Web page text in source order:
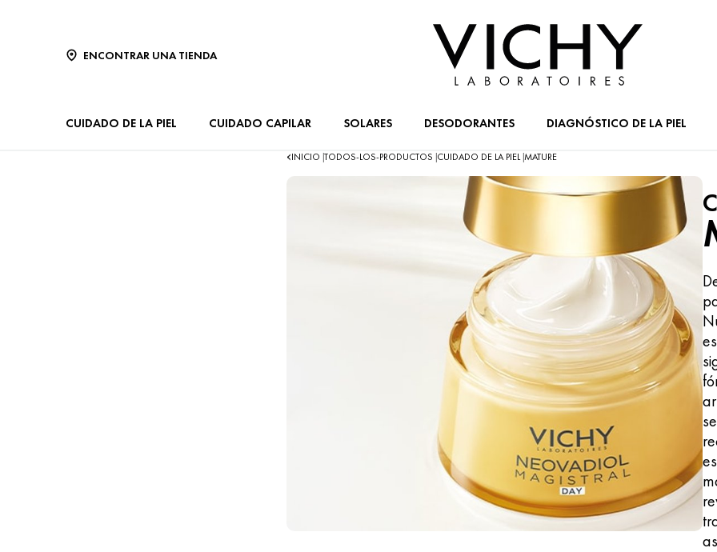
ENCONTRAR UNA TIENDA
CUIDADO DE LA PIEL CUIDADO CAPILAR SOLARES DESODORANTES DIAGNÓSTICO DE LA PIEL
INICIO|TODOS-LOS-PRODUCTOSCUIDADO DE LA PIEL|MATURE